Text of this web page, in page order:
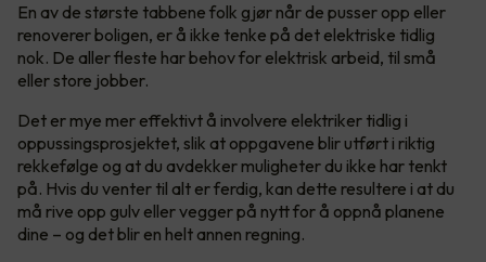
En av de største tabbene folk gjør når de pusser opp eller
renoverer boligen, er å ikke tenke på det elektriske tidlig
nok. De aller fleste har behov for elektrisk arbeid, til små
eller store jobber.
Det er mye mer effektivt å involvere elektriker tidlig i
oppussingsprosjektet, slik at oppgavene blir utført i riktig
rekkefølge og at du avdekker muligheter du ikke har tenkt
på. Hvis du venter til alt er ferdig, kan dette resultere i at du
må rive opp gulv eller vegger på nytt for å oppnå planene
dine – og det blir en helt annen regning.